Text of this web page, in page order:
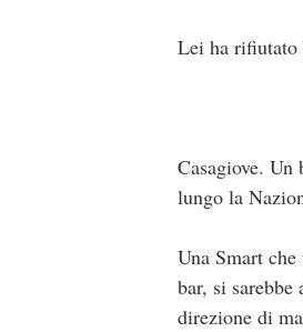
Lei ha rifiutato
Casagiove. Un
lungo la
Una Smart
bar, si
direzione di